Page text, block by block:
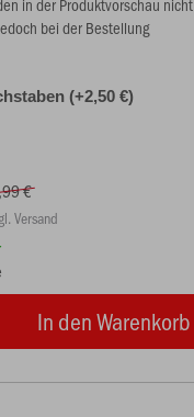
in der Produktvorschau nicht
bei der Bestellung
(+2,50 €)
€
Versand
In den Warenkorb